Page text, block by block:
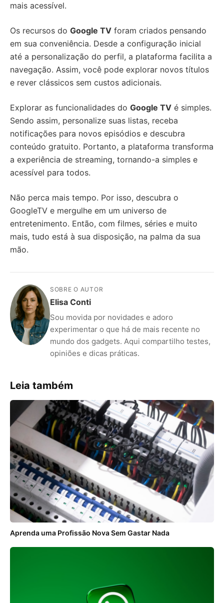
mais acessível.
Os recursos do Google TV foram criados pensando
em sua conveniência. Desde a configuração inicial
até a personalização do perfil, a plataforma facilita a
navegação. Assim, você pode explorar novos títulos
e rever clássicos sem custos adicionais.
Explorar as funcionalidades do Google TV é simples.
Sendo assim, personalize suas listas, receba
notificações para novos episódios e descubra
conteúdo gratuito. Portanto, a plataforma transforma
a experiência de streaming, tornando-a simples e
acessível para todos.
Não perca mais tempo. Por isso, descubra o
GoogleTV e mergulhe em um universo de
entretenimento. Então, com filmes, séries e muito
mais, tudo está à sua disposição, na palma da sua
mão.
SOBRE O AUTOR
Elisa Conti
Sou movida por novidades e adoro
experimentar o que há de mais recente no
mundo dos gadgets. Aqui compartilho testes,
opiniões e dicas práticas.
Leia também
Aprenda uma Profissão Nova Sem Gastar Nada